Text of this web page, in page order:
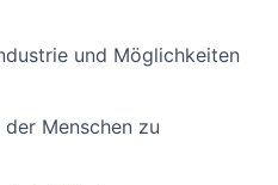
und Möglichkeiten
Menschen zu